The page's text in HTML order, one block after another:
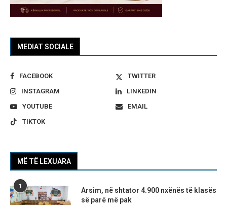
MEDIAT SOCIALE
FACEBOOK
TWITTER
INSTAGRAM
LINKEDIN
YOUTUBE
EMAIL
TIKTOK
MË TË LEXUARA
1
Arsim, në shtator 4.900 nxënës të klasës
së parë më pak